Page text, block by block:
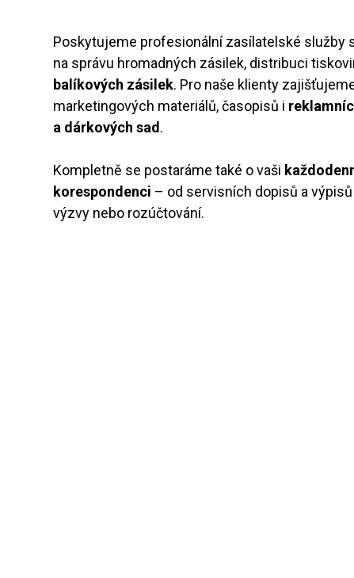
Poskytujeme profesionální zasílatelské služby
na správu hromadných zásilek, distribuci
balíkových zásilek. Pro naše klienty
marketingových materiálů, časopisů i
a dárkových sad .
Kompletně se postaráme také o vaši
korespondenci – od servisních dopisů a
výzvy nebo rozúčtování.